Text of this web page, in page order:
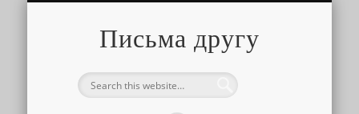
Письма другу